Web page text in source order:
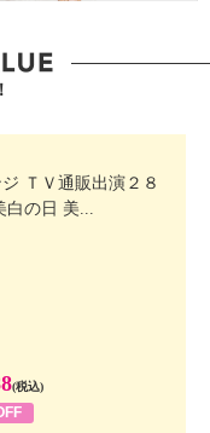
ＴＶ通販出演２８
白の日 美...
(税込)